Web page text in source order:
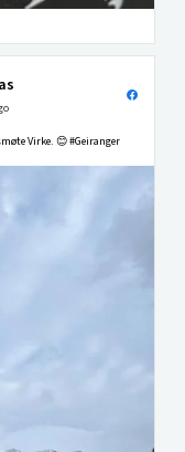
Virke. 😊 #Geiranger